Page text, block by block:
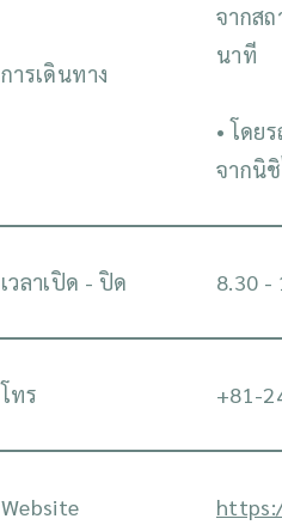
การเดินทาง
จากส
นาที
• โดย
จากนิ
เวลาเปิด - ปิด 8.30 -
โทร +81-
Website